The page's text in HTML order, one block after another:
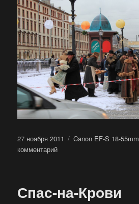
Опубликовано
27 ноября 2011 Метки
Canon EF-S 18-55mm
комментарийк
фильм
Спас-на-Крови